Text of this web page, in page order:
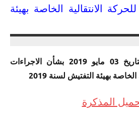
الانتقالية الخاصة بهيئة
مذكرة رقم 19-041 بتاريخ 03 مايو 2019 بشأن الاجراءات
بهيئة التفتيش لسنة 2019
المذكرة